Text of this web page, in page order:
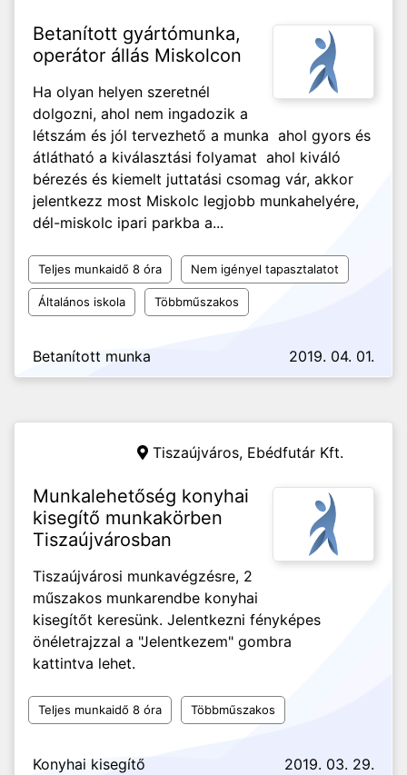
Betanított gyártómunka,
operátor állás Miskolcon
Ha olyan helyen szeretnél
dolgozni, ahol nem ingadozik a
létszám és jól tervezhető a munka ahol gyors és
átlátható a kiválasztási folyamat ahol kiváló
bérezés és kiemelt juttatási csomag vár, akkor
jelentkezz most Miskolc legjobb munkahelyére,
dél-miskolc ipari parkba a...
Teljes munkaidő 8 óra Nem igényel tapasztalatot
Általános iskola Többműszakos
Betanított munka 2019. 04. 01.
Tiszaújváros, Ebédfutár Kft.
Munkalehetőség konyhai
kisegítő munkakörben
Tiszaújvárosban
Tiszaújvárosi munkavégzésre, 2
műszakos munkarendbe konyhai
kisegítőt keresünk. Jelentkezni fényképes
önéletrajzzal a "Jelentkezem" gombra
kattintva lehet.
Teljes munkaidő 8 óra Többműszakos
Konyhai kisegítő 2019. 03. 29.